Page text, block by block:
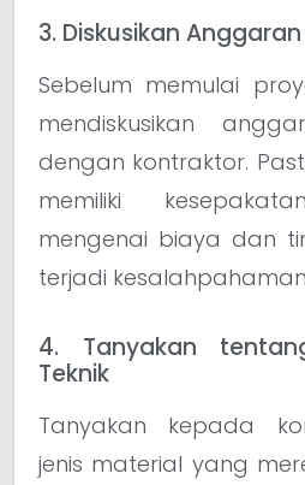
3. Diskusikan
Sebelum memulai
mendiskusikan
dengan kontraktor.
memiliki
mengenai biaya dan
terjadi
4. Tanyakan
Teknik
Tanyakan kepada
jenis material yang